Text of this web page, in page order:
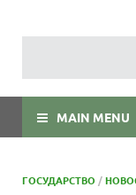
MAIN MENU
ГОСУДАРСТВО /